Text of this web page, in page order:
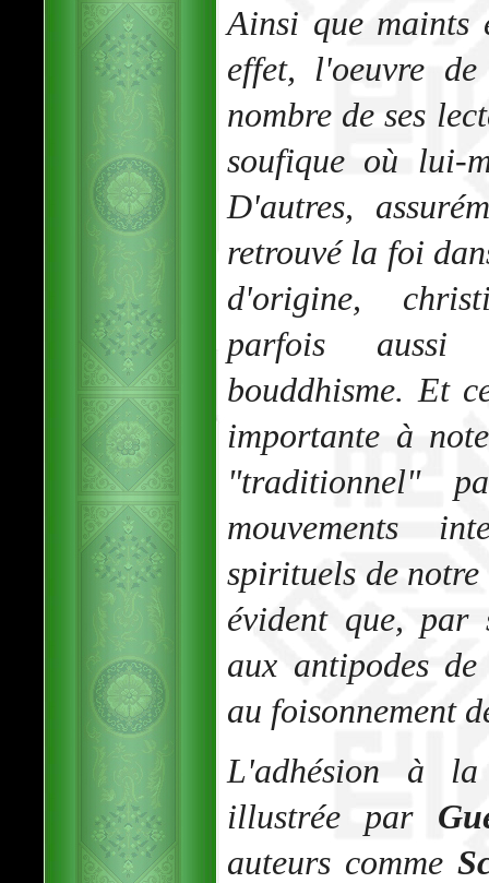
Ainsi que maints
effet, l'oeuvre
nombre de ses
soufique où lui-
D'autres,
retrouvé la foi
d'origine,
parfois aussi
bouddhisme. Et
importante à
"traditionnel"
mouvements
spirituels de
évident que, par
aux antipodes
au foisonnement
L'adhésion à la
illustrée par
auteurs comme